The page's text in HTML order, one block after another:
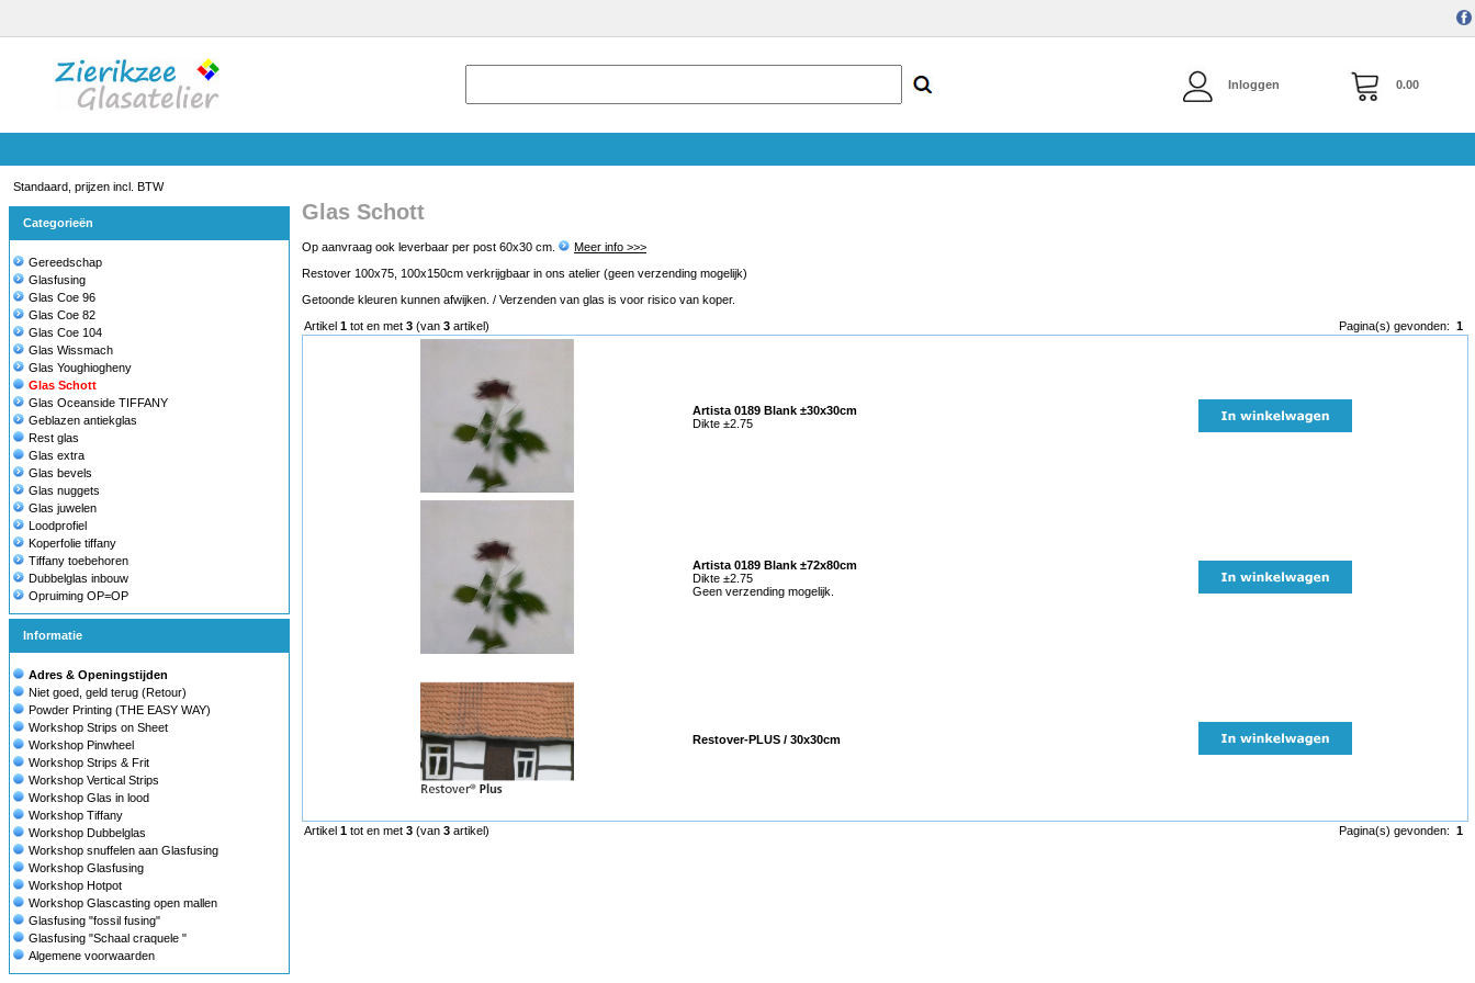
Inloggen 0.00
Standaard, prijzen incl. BTW
Categorieën
Gereedschap
Glasfusing
Glas Coe 96
Glas Coe 82
Glas Coe 104
Glas Wissmach
Glas Youghiogheny
Glas Schott
Glas Oceanside TIFFANY
Geblazen antiekglas
Rest glas
Glas extra
Glas bevels
Glas nuggets
Glas juwelen
Loodprofiel
Koperfolie tiffany
Tiffany toebehoren
Dubbelglas inbouw
Opruiming OP=OP
Informatie
Adres & Openingstijden
Niet goed, geld terug (Retour)
Powder Printing (THE EASY WAY)
Workshop Strips on Sheet
Workshop Pinwheel
Workshop Strips & Frit
Workshop Vertical Strips
Workshop Glas in lood
Workshop Tiffany
Workshop Dubbelglas
Workshop snuffelen aan Glasfusing
Workshop Glasfusing
Workshop Hotpot
Workshop Glascasting open mallen
Glasfusing "fossil fusing"
Glasfusing "Schaal craquele "
Algemene voorwaarden
Glas Schott
Op aanvraag ook leverbaar per post 60x30 cm.
Meer info >>>
Restover 100x75, 100x150cm verkrijgbaar in ons atelier (geen verzending mogelijk)
Getoonde kleuren kunnen afwijken. / Verzenden van glas is voor risico van koper.
Artikel 1 tot en met 3 (van 3 artikel) Pagina(s) gevonden: 1
Artista 0189 Blank ±30x30cm
Dikte ±2.75
Artista 0189 Blank ±72x80cm
Dikte ±2.75
Geen verzending mogelijk.
Restover-PLUS / 30x30cm
Artikel 1 tot en met 3 (van 3 artikel) Pagina(s) gevonden: 1